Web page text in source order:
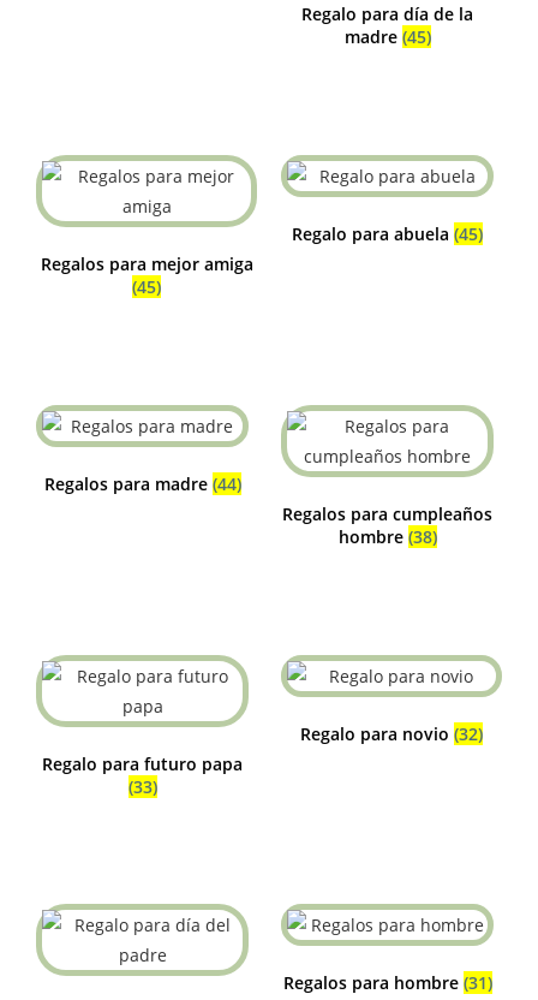
Regalo para día de la
madre (45)
Regalos para mejor amiga
(45)
Regalo para abuela (45)
Regalos para madre (44)
Regalos para cumpleaños
hombre (38)
Regalo para futuro papa
(33)
Regalo para novio (32)
Regalos para hombre (31)